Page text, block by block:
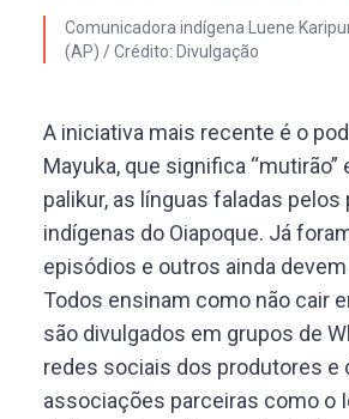
Comunicadora indígena Luene
(AP) / Crédito: Divulgação
A iniciativa mais recente é o
Mayuka, que significa “mutirão”
palikur, as línguas faladas pelos
indígenas do Oiapoque. Já
episódios e outros ainda
Todos ensinam como não cair
são divulgados em grupos de
redes sociais dos produtores e
associações parceiras como o